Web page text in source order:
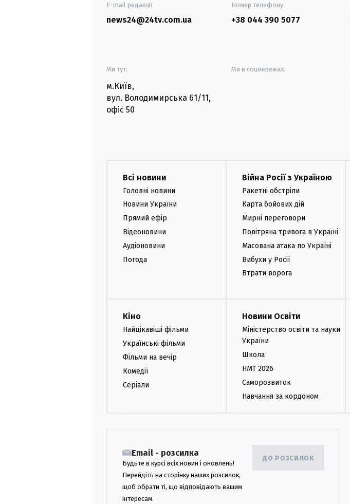
E-mail редакції
news24@24tv.com.ua
Номер телефону:
+38 044 390 5077
Ми тут:
м.Київ,
вул. Володимирська 61/11,
офіс 50
Ми в соцмережах:
Всі новини
Головні новини
Новини України
Прямий ефір
Відеоновини
Аудіоновини
Погода
Війна Росії з Україною
Ракетні обстріли
Карта бойових дій
Мирні переговори
Повітряна тривога в Україні
Масована атака по Україні
Вибухи у Росії
Втрати ворога
Кіно
Найцікавіші фільми
Українські фільми
Фільми на вечір
Комедії
Серіали
Новини Освіти
Міністерство освіти та науки
України
Школа
НМТ 2026
Саморозвиток
Навчання за кордоном
Email - розсилка
Будьте в курсі всіх новин і оновлень!
Перейдіть на сторінку наших розсилок,
щоб обрати ті, що відповідають вашим
інтересам.
ДО РОЗСИЛОК